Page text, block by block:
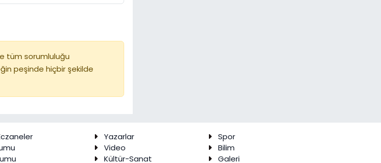
tüm sorumluluğu
peşinde hiçbir şekilde
Yazarlar
Spor
Video
Bilim
Kültür-Sanat
Galeri